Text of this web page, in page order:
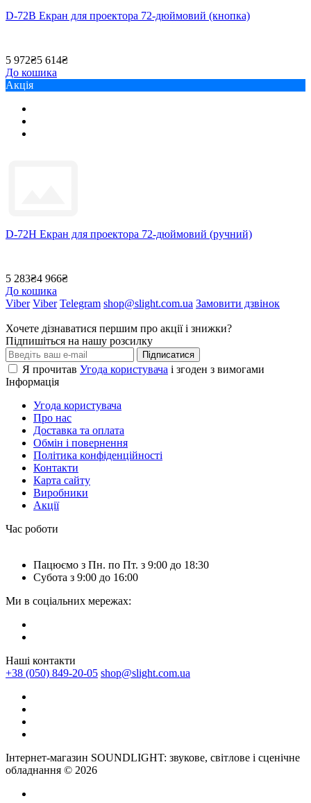
D-72B Екран для проектора 72-дюймовий (кнопка)
5 972₴5 614₴
До кошика
Акція
D-72H Екран для проектора 72-дюймовий (ручний)
5 283₴4 966₴
До кошика
Viber Viber Telegram shop@slight.com.ua Замовити дзвінок
Хочете дізнаватися першим про акції і знижки?
Підпишіться на нашу розсилку
Підписатися
Я прочитав Угода користувача і згоден з вимогами
Інформація
Угода користувача
Про нас
Доставка та оплата
Обмін і повернення
Політика конфіденційності
Контакти
Карта сайту
Виробники
Акції
Час роботи
Пацюємо з Пн. по Пт. з 9:00 до 18:30
Субота з 9:00 до 16:00
Ми в соціальних мережах:
Наші контакти
+38 (050) 849-20-05 shop@slight.com.ua
Інтернет-магазин SOUNDLIGHT: звукове, світлове і сценічне
обладнання © 2026